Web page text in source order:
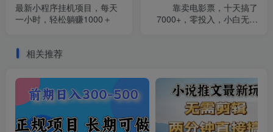
最新小程序挂机项目，每天
一小时，轻松躺赚1000＋
靠卖电影票，十天搞了
7000+，零投入，小白无门
相关推荐